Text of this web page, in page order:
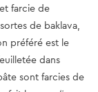
farcie de
de baklava,
préféré est le
dans
sont farcies de